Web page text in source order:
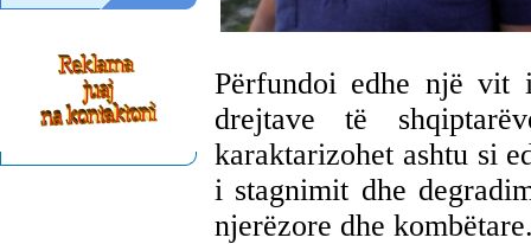
Përfundoi edhe një
drejtave të
karaktarizohet ashtu si
i stagnimit dhe
njerëzore dhe